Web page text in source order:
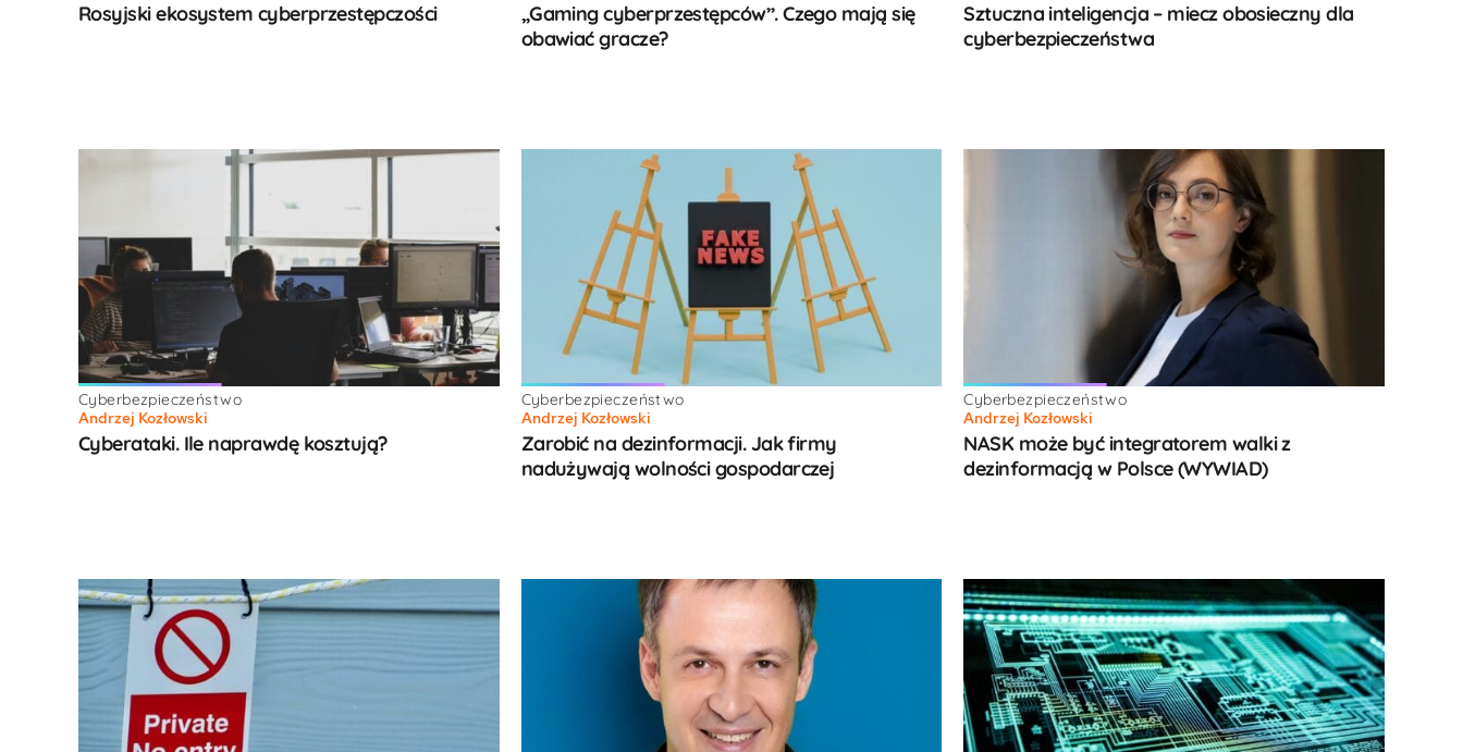
Rosyjski ekosystem cyberprzestępczości
„Gaming cyberprzestępców”. Czego mają się
obawiać gracze?
Sztuczna inteligencja – miecz obosieczny dla
cyberbezpieczeństwa
Cyberbezpieczeństwo
Andrzej Kozłowski
Cyberataki. Ile naprawdę kosztują?
Cyberbezpieczeństwo
Andrzej Kozłowski
Zarobić na dezinformacji. Jak firmy
nadużywają wolności gospodarczej
Cyberbezpieczeństwo
Andrzej Kozłowski
NASK może być integratorem walki z
dezinformacją w Polsce (WYWIAD)